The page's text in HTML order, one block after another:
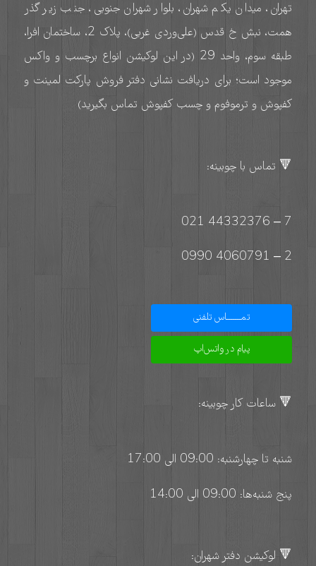
تهران، میدان یکم شهران، بلوار شهران جنوبی، جنب زیر گذر
همت، نبش خ قدس (علی‌وردی غربی)، پلاک 2، ساختمان افرا،
طبقه سوم، واحد 29 (در این لوکیشن انواع برچسب و واکس
موجود است؛ برای دریافت نشانی دفتر فروش پارکت لمینت و
کفپوش و ترموفوم و چسب کفپوش تماس بگیرید)
🔻 تماس با چوبینه:
7 – 44332376 021
2 – 4060791 0990
تمـــــــاس تلفنی
پیام در واتس‌اپ
🔻 ساعات کار چوبینه:
شنبه تا چهارشنبه: 09:00 الی 17:00
پنج شنبه‌ها: 09:00 الی 14:00
🔻 لوکیشن دفتر شهران: